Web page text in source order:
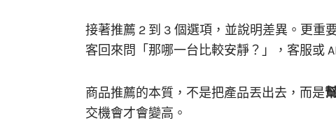
接著推薦 2 到 3 個選項，並說明差異。更
客回來問「那哪一台比較安靜？」，客服或
商品推薦的本質，不是把產品丟出去，而是
交機會才會變高。